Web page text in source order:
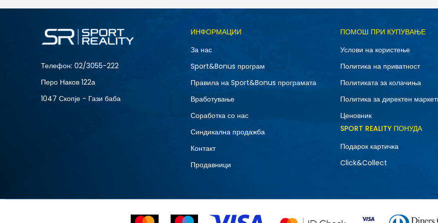
Големина
L
XS
Телефон: 02/3055-222
Перо Наков 122а
1047 Скопје - Гази баба
ИНФОРМАЦИИ
За нас
Sport&Bonus програм
Правила на Sport&Bonus програмата
Вработување
Соработка со нас
Синдикална продажба
Контакт
Продавници
ПОМОШ ПРИ КУПУВАЊЕ
Услови на користење
Политика на приватност
Политиката за колачиња
Политика за директен
Ценовник
SPORT REALITY ПОНУДА
Подарок картичка
Click&Collect